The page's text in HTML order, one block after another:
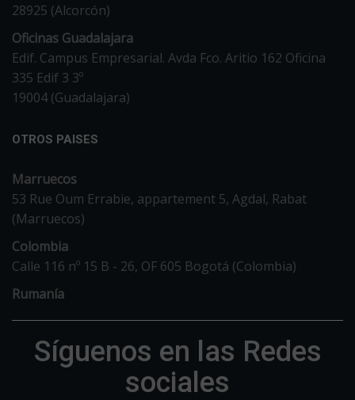
28925 (Alcorcón)
Oficinas Guadalajara
Edif. Campus Empresarial. Avda Fco. Aritio 162 Oficina
335 Edif 3 3º
19004 (Guadalajara)
OTROS PAISES
Marruecos
53 Rue Oum Errabie, appartement 5, Agdal, Rabat
(Marruecos)
Colombia
Calle 116 nº 15 B - 26, OF 605 Bogotá (Colombia)
Rumanía
Síguenos en las Redes
sociales